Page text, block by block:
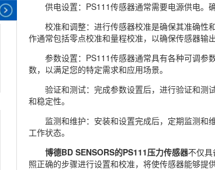
供电设置：PS111传感器通常需要电源供电。
校准和调整：进行传感器校准是确保其准确性
作通常包括零点校准和量程校准，以确保传感器输
参数设置：PS111传感器通常具有各种可调参
数，以满足您的特定需求和应用场景。
验证和测试：完成参数设置后，进行验证和测
和稳定性。
监测和维护：安装和设置完成后，定期监测和
工作状态。
博德BD SENSORS的PS111压力传感器不仅
照正确的步骤进行设置和校准，将使传感器能够提